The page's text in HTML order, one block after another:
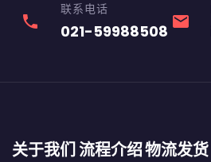
phone
联系电话
021-59988508 email
关于我们流程介绍物流发货